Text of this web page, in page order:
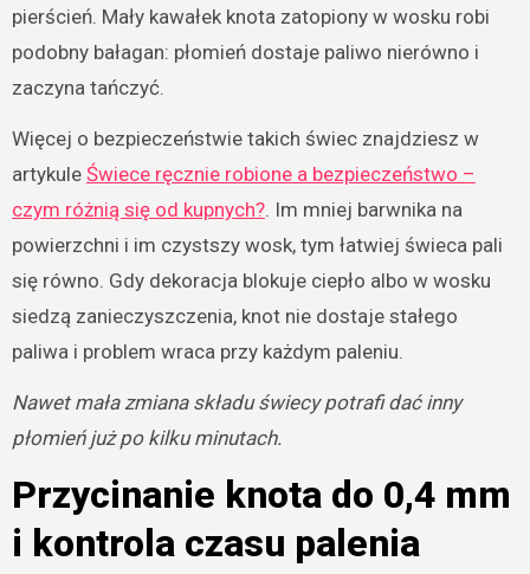
pierścień. Mały kawałek knota zatopiony w wosku robi
podobny bałagan: płomień dostaje paliwo nierówno i
zaczyna tańczyć.
Więcej o bezpieczeństwie takich świec znajdziesz w
artykule Świece ręcznie robione a bezpieczeństwo –
czym różnią się od kupnych?. Im mniej barwnika na
powierzchni i im czystszy wosk, tym łatwiej świeca pali
się równo. Gdy dekoracja blokuje ciepło albo w wosku
siedzą zanieczyszczenia, knot nie dostaje stałego
paliwa i problem wraca przy każdym paleniu.
Nawet mała zmiana składu świecy potrafi dać inny
płomień już po kilku minutach.
Przycinanie knota do 0,4 mm
i kontrola czasu palenia